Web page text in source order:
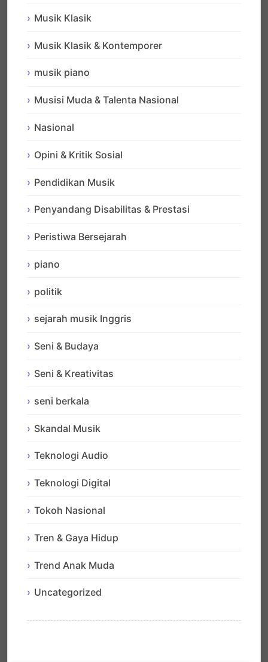
Musik Klasik
Musik Klasik & Kontemporer
musik piano
Musisi Muda & Talenta Nasional
Nasional
Opini & Kritik Sosial
Pendidikan Musik
Penyandang Disabilitas & Prestasi
Peristiwa Bersejarah
piano
politik
sejarah musik Inggris
Seni & Budaya
Seni & Kreativitas
seni berkala
Skandal Musik
Teknologi Audio
Teknologi Digital
Tokoh Nasional
Tren & Gaya Hidup
Trend Anak Muda
Uncategorized